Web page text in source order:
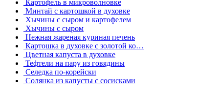
Картофель в микроволновке
Минтай с картошкой в духовке
Хычины с сыром и картофелем
Хычины с сыром
Нежная жареная куриная печень
Картошка в духовке с золотой ко…
Цветная капуста в духовке
Тефтели на пару из говядины
Селедка по-корейски
Солянка из капусты с сосисками